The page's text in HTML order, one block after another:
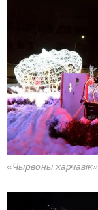
«Чырвоны